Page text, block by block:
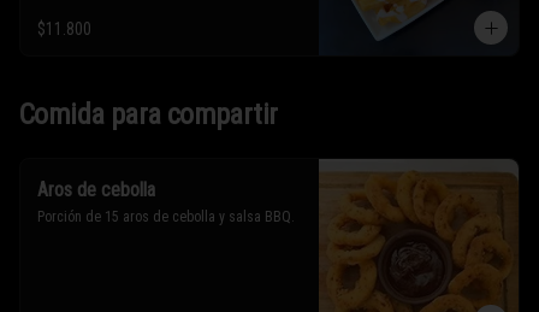
$11.800
Comida para compartir
Aros de cebolla
Porción de 15 aros de cebolla y salsa BBQ.